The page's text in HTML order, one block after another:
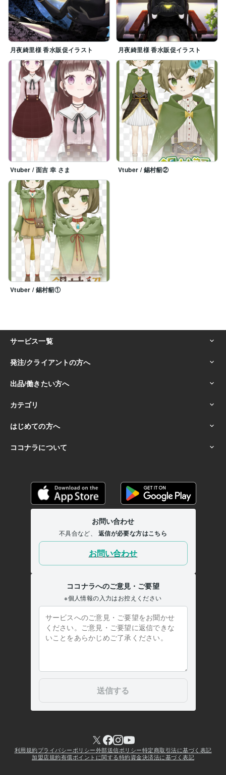
月夜綺里様 香水販促イラスト 月夜綺里様 香水販促イラスト
Vtuber / 面吉 幸 さま Vtuber / 錫村貂②
Vtuber / 錫村貂①